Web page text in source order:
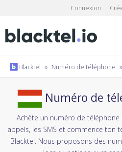
Connexion
Blacktel » Numéro de téléphone »
Numéro de
Achète un numéro de
appels, les SMS et commence ton
Blacktel. Nous proposons des